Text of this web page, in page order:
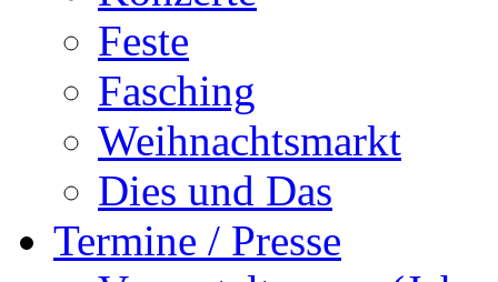
Feste
Fasching
Weihnachtsmarkt
Dies und Das
Termine / Presse